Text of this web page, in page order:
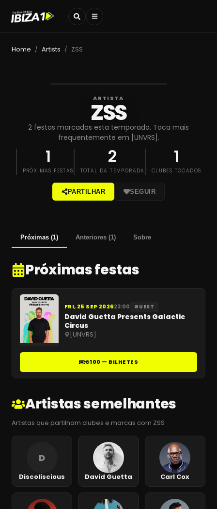
Home / Artists / ZSS
ARTISTA
ZSS
2 festas marcadas esta temporada. Toca mais
frequentemente em [UNVRS].
1
PRÓXIMAS FESTAS
2
TOTAL DA TEMPORADA
1
CLUBES TOCADOS
PARTILHAR SEGUIR
Próximas (1) Anteriores (1) Sobre
Próximas festas
FRI, 25 SEP 202623:00 GUEST
David Guetta Presents Galactic
Circus
[UNVRS]
€100 — BILHETES
Artistas semelhantes
Artistas que partilham clubes e marcas com ZSS
D
Discoliscious David Guetta Carl Cox